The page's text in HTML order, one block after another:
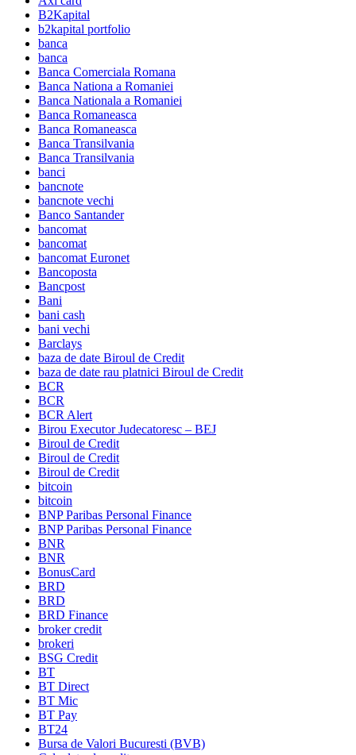
B2Kapital
b2kapital portfolio
banca
banca
Banca Comerciala Romana
Banca Nationa a Romaniei
Banca Nationala a Romaniei
Banca Romaneasca
Banca Romaneasca
Banca Transilvania
Banca Transilvania
banci
bancnote
bancnote vechi
Banco Santander
bancomat
bancomat
bancomat Euronet
Bancoposta
Bancpost
Bani
bani cash
bani vechi
Barclays
baza de date Biroul de Credit
baza de date rau platnici Biroul de Credit
BCR
BCR
BCR Alert
Birou Executor Judecatoresc – BEJ
Biroul de Credit
Biroul de Credit
Biroul de Credit
bitcoin
bitcoin
BNP Paribas Personal Finance
BNP Paribas Personal Finance
BNR
BNR
BonusCard
BRD
BRD
BRD Finance
broker credit
brokeri
BSG Credit
BT
BT Direct
BT Mic
BT Pay
BT24
Bursa de Valori Bucuresti (BVB)